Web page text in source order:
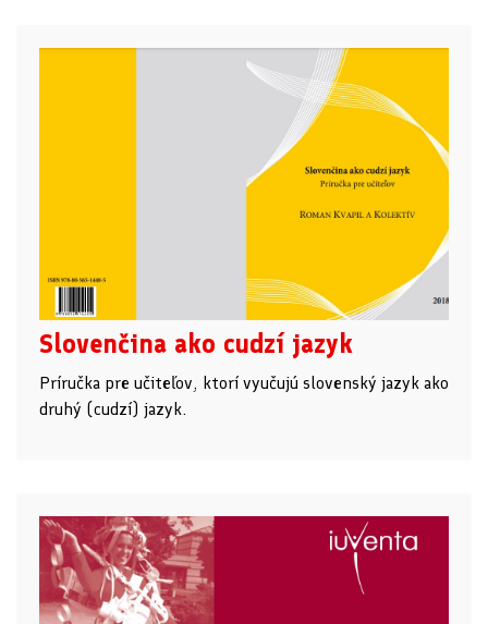
Slovenčina ako cudzí jazyk
Príručka pre učiteľov, ktorí vyučujú slovenský jazyk ako
druhý (cudzí) jazyk.